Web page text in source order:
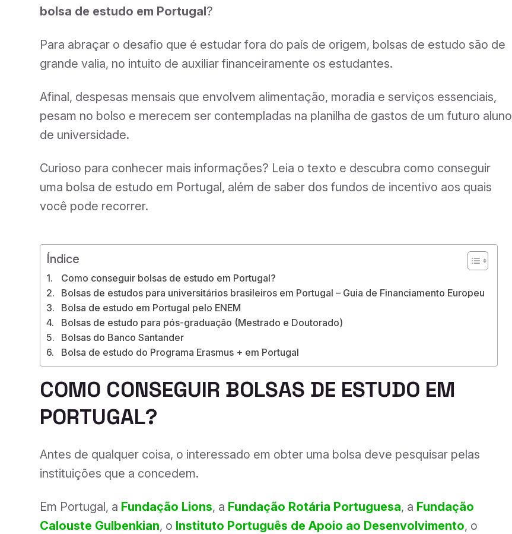
bolsa de estudo em Portugal?
Para abraçar o desafio que é estudar fora do país de origem, bolsas de estudo são de
grande valia, no intuito de auxiliar financeiramente os estudantes.
Afinal, despesas mensais que envolvem alimentação, moradia e serviços essenciais,
pesam no bolso e merecem ser contempladas na planilha de gastos de um futuro aluno
de universidade.
Curioso para conhecer mais informações? Leia o texto e descubra como conseguir
uma bolsa de estudo em Portugal, além de saber dos fundos de incentivo aos quais
você pode recorrer.
Índice
Como conseguir bolsas de estudo em Portugal?
Bolsas de estudos para universitários brasileiros em Portugal – Guia de Financiamento Europeu
Bolsa de estudo em Portugal pelo ENEM
Bolsas de estudo para pós-graduação (Mestrado e Doutorado)
Bolsas do Banco Santander
Bolsa de estudo do Programa Erasmus + em Portugal
COMO CONSEGUIR BOLSAS DE ESTUDO EM
PORTUGAL?
Antes de qualquer coisa, o interessado em obter uma bolsa deve pesquisar pelas
instituições que a concedem.
Em Portugal, a Fundação Lions, a Fundação Rotária Portuguesa, a Fundação
Calouste Gulbenkian, o Instituto Português de Apoio ao Desenvolvimento, o